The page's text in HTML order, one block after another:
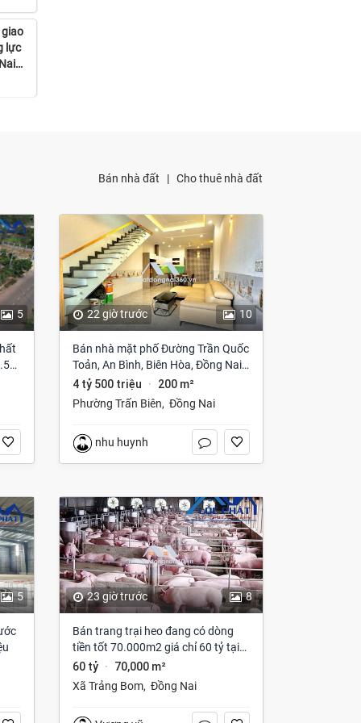
lực
Bán nhà đất | Cho thuê nhà đất
5 10
22 giờ trước
Bán nhà mặt phố Đường Trần Quốc
Toản, An Bình, Biên Hòa, Đồng Nai
giá 4 tỷ 500 triệu
4 tỷ 500 triệu · 200 m²
Phường Trấn Biên, Đồng Nai
nhu huynh
5 8
23 giờ trước
Bán trang trại heo đang có dòng
tiền tốt 70.000m2 giá chỉ 60 tỷ tại
Trảng Bom Đồng Nai
60 tỷ · 70,000 m²
Xã Trảng Bom, Đồng Nai